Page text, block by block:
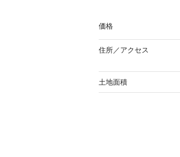
価格
住所／アクセス
土地面積